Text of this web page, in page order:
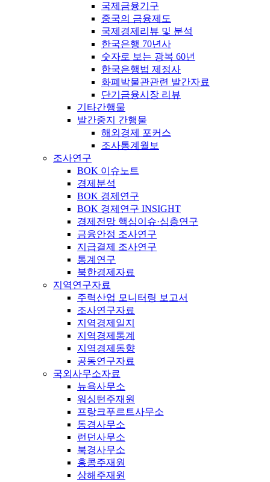
국제금융기구
중국의 금융제도
국제경제리뷰 및 분석
한국은행 70년사
숫자로 보는 광복 60년
한국은행법 제정사
화폐박물관관련 발간자료
단기금융시장 리뷰
기타간행물
발간중지 간행물
해외경제 포커스
조사통계월보
조사연구
BOK 이슈노트
경제분석
BOK 경제연구
BOK 경제연구 INSIGHT
경제전망 핵심이슈·심층연구
금융안정 조사연구
지급결제 조사연구
통계연구
북한경제자료
지역연구자료
주력산업 모니터링 보고서
조사연구자료
지역경제일지
지역경제통계
지역경제동향
공동연구자료
국외사무소자료
뉴욕사무소
워싱턴주재원
프랑크푸르트사무소
동경사무소
런던사무소
북경사무소
홍콩주재원
상해주재원